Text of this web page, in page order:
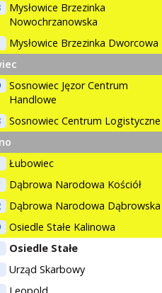
kontrast
czcionek
Mysłowice Brzezinka
Nowochrzanowska
Mysłowice Brzezinka Dworcowa
Sosnowiec Jęzor Centrum
Handlowe
Sosnowiec Centrum Logistyczne
Łubowiec
Dąbrowa Narodowa Kościół
Dąbrowa Narodowa Dąbrowska
Osiedle Stałe Kalinowa
Osiedle Stałe
Urząd Skarbowy